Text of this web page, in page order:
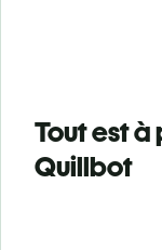
Tout est
Quillbot